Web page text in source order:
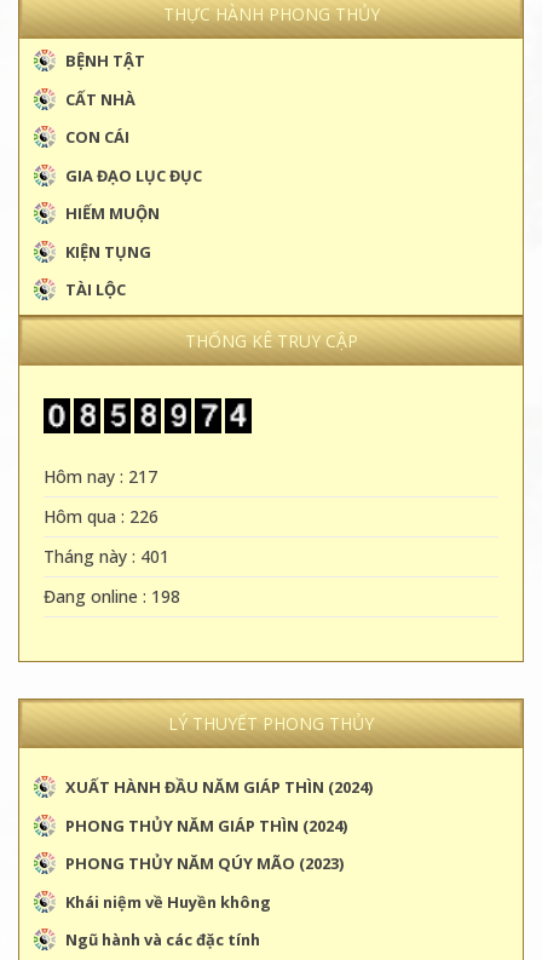
THỰC HÀNH PHONG THỦY
BỆNH TẬT
CẤT NHÀ
CON CÁI
GIA ĐẠO LỤC ĐỤC
HIẾM MUỘN
KIỆN TỤNG
TÀI LỘC
THỐNG KÊ TRUY CẬP
Hôm nay : 217
Hôm qua : 226
Tháng này : 401
Đang online : 198
LÝ THUYẾT PHONG THỦY
XUẤT HÀNH ĐẦU NĂM GIÁP THÌN (2024)
PHONG THỦY NĂM GIÁP THÌN (2024)
PHONG THỦY NĂM QÚY MÃO (2023)
Khái niệm về Huyền không
Ngũ hành và các đặc tính